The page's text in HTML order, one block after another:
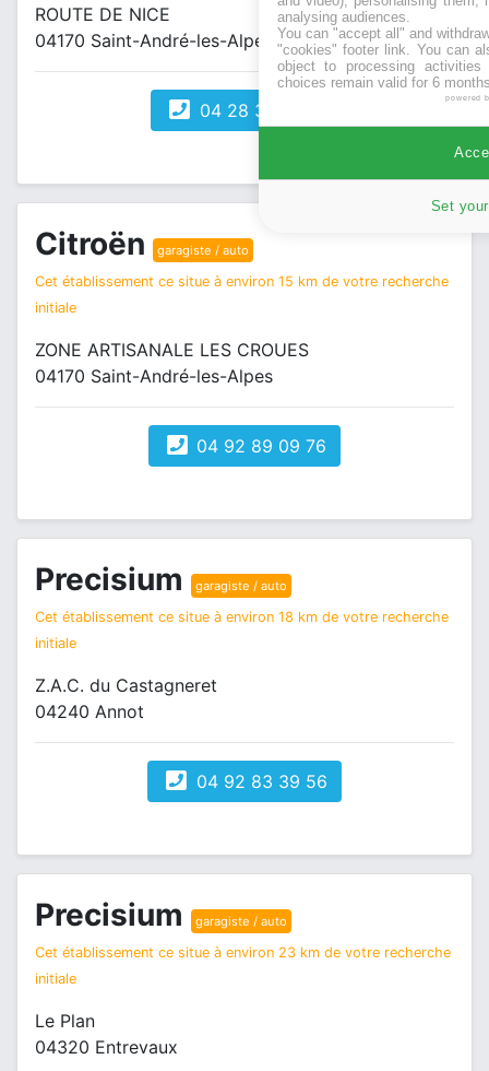
ROUTE DE NICE
04170 Saint-André-les-Alpes
04 28 31 51 60
Citroën garagiste / auto
Cet établissement ce situe à environ 15 km de votre recherche
initiale
ZONE ARTISANALE LES CROUES
04170 Saint-André-les-Alpes
04 92 89 09 76
Precisium garagiste / auto
Cet établissement ce situe à environ 18 km de votre recherche
initiale
Z.A.C. du Castagneret
04240 Annot
04 92 83 39 56
Precisium garagiste / auto
Cet établissement ce situe à environ 23 km de votre recherche
initiale
Le Plan
04320 Entrevaux
analysing audiences.
You can "accept all" and
"cookies" footer link . You can
object to processing
choices remain valid for 6
powered
Set